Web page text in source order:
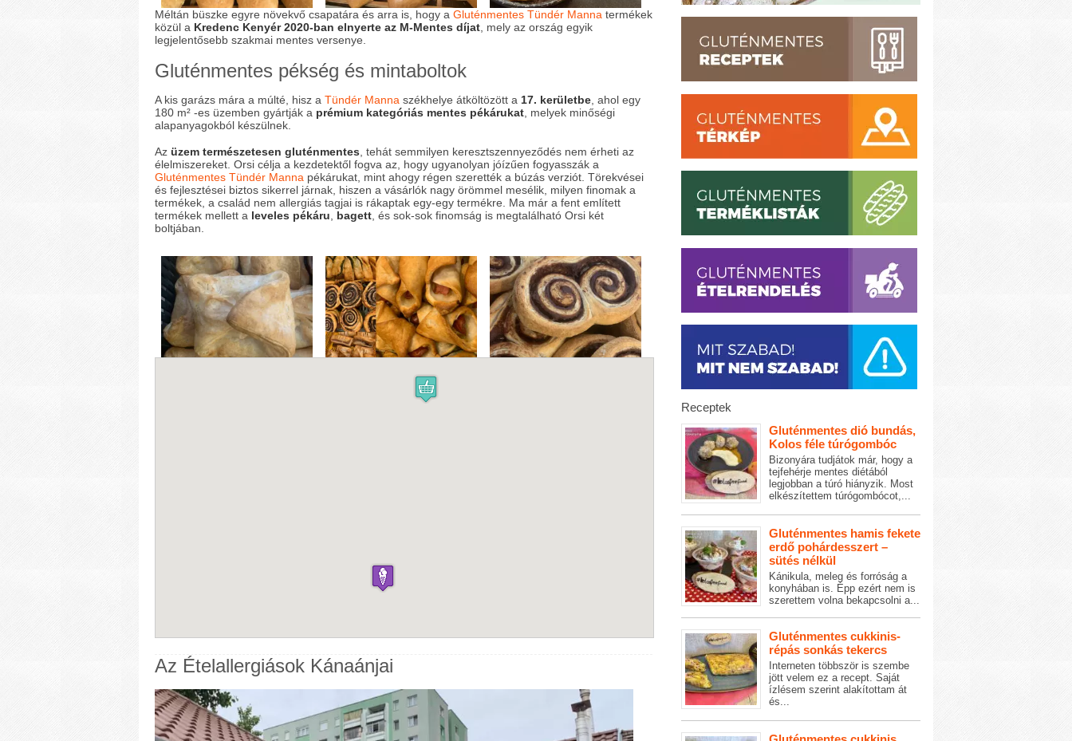
Méltán büszke egyre növekvő csapatára és arra is, hogy a Gluténmentes Tündér Manna termékek
közül a Kredenc Kenyér 2020-ban elnyerte az M-Mentes díjat, mely az ország egyik
legjelentősebb szakmai mentes versenye.
Gluténmentes pékség és mintaboltok
A kis garázs mára a múlté, hisz a Tündér Manna székhelye átköltözött a 17. kerületbe, ahol egy
180 m² -es üzemben gyártják a prémium kategóriás mentes pékárukat, melyek minőségi
alapanyagokból készülnek.
Az üzem természetesen gluténmentes, tehát semmilyen keresztszennyeződés nem érheti az
élelmiszereket. Orsi célja a kezdetektől fogva az, hogy ugyanolyan jóízűen fogyasszák a
Gluténmentes Tündér Manna pékárukat, mint ahogy régen szerették a búzás verziót. Törekvései
és fejlesztései biztos sikerrel járnak, hiszen a vásárlók nagy örömmel mesélik, milyen finomak a
termékek, a család nem allergiás tagjai is rákaptak egy-egy termékre. Ma már a fent említett
termékek mellett a leveles pékáru, bagett, és sok-sok finomság is megtalálható Orsi két
boltjában.
Az Ételallergiások Kánaánjai
Receptek
Gluténmentes dió bundás,
Kolos féle túrógombóc
Bizonyára tudjátok már, hogy a
tejfehérje mentes diétából
legjobban a túró hiányzik. Most
elkészítettem túrógombócot,...
Gluténmentes hamis fekete
erdő pohárdesszert –
sütés nélkül
Kánikula, meleg és forróság a
konyhában is. Épp ezért nem is
szerettem volna bekapcsolni a...
Gluténmentes cukkinis-
répás sonkás tekercs
Interneten többször is szembe
jött velem ez a recept. Saját
ízlésem szerint alakítottam át
és...